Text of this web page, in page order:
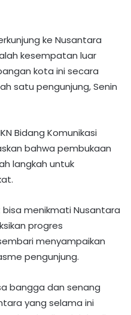
ke Nusantara
kesempatan luar
kota ini secara
satu pengunjung, Senin
Bidang Komunikasi
bahwa pembukaan
langkah untuk
menikmati Nusantara
progres
menyampaikan
pengunjung.
bangga dan senang
yang selama ini